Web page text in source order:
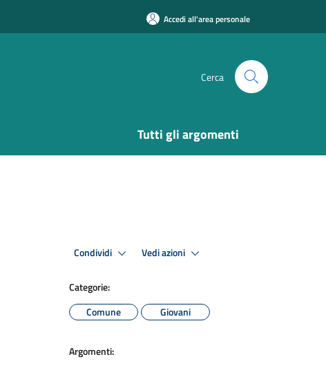
Accedi all'area personale
Cerca
Tutti gli argomenti
Condividi Vedi azioni
Categorie:
Comune
Giovani
Argomenti: